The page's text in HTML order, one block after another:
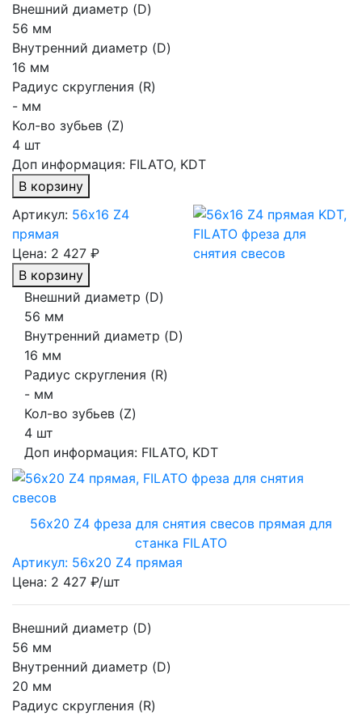
Внешний диаметр (D)
56 мм
Внутренний диаметр (D)
16 мм
Радиус скругления (R)
- мм
Кол-во зубьев (Z)
4 шт
Доп информация: FILATO, KDT
В корзину
Артикул: 56х16 Z4
прямая
Цена: 2 427 ₽
В корзину
Внешний диаметр (D)
56 мм
Внутренний диаметр (D)
16 мм
Радиус скругления (R)
- мм
Кол-во зубьев (Z)
4 шт
Доп информация: FILATO, KDT
56х20 Z4 фреза для снятия свесов прямая для
станка FILATO
Артикул: 56х20 Z4 прямая
Цена: 2 427 ₽/шт
Внешний диаметр (D)
56 мм
Внутренний диаметр (D)
20 мм
Радиус скругления (R)